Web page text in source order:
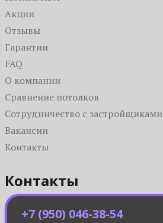
Акции
Отзывы
Гарантии
FAQ
О компании
Сравнение потолков
Сотрудничество с застройщиками
Вакансии
Контакты
Контакты
+7 (950) 046-38-54